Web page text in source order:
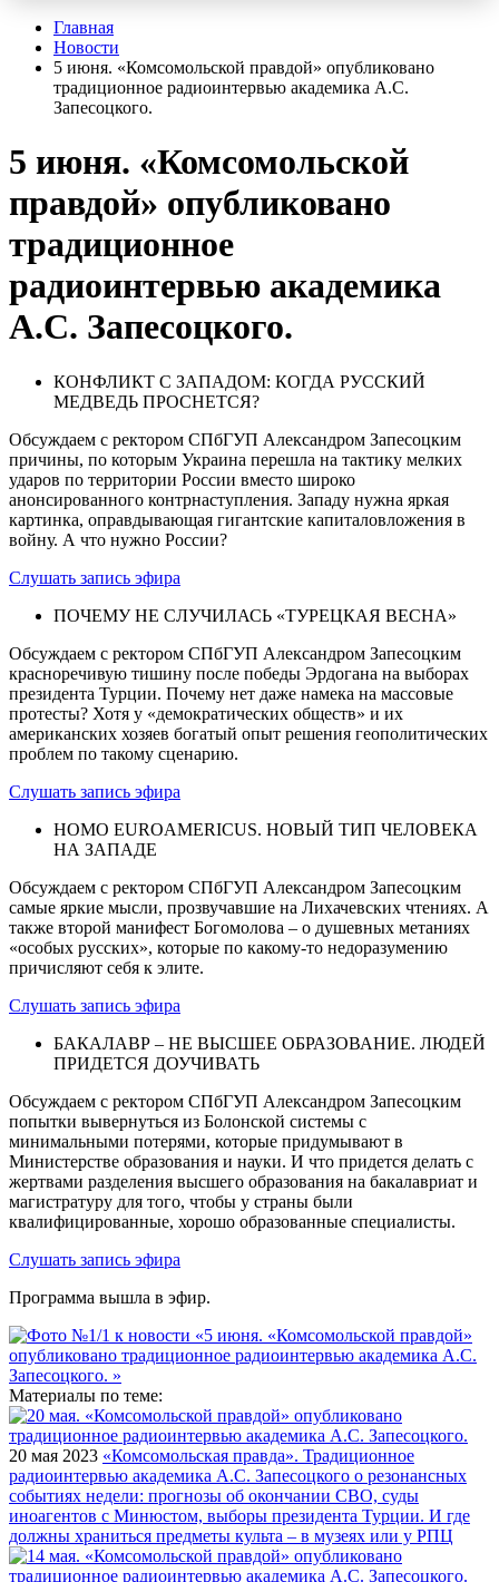
Главная
Новости
5 июня. «Комсомольской правдой» опубликовано
традиционное радиоинтервью академика А.С.
Запесоцкого.
5 июня. «Комсомольской
правдой» опубликовано
традиционное
радиоинтервью академика
А.С. Запесоцкого.
КОНФЛИКТ С ЗАПАДОМ: КОГДА РУССКИЙ
МЕДВЕДЬ ПРОСНЕТСЯ?
Обсуждаем с ректором СПбГУП Александром Запесоцким
причины, по которым Украина перешла на тактику мелких
ударов по территории России вместо широко
анонсированного контрнаступления. Западу нужна яркая
картинка, оправдывающая гигантские капиталовложения в
войну. А что нужно России?
Слушать запись эфира
ПОЧЕМУ НЕ СЛУЧИЛАСЬ «ТУРЕЦКАЯ ВЕСНА»
Обсуждаем с ректором СПбГУП Александром Запесоцким
красноречивую тишину после победы Эрдогана на выборах
президента Турции. Почему нет даже намека на массовые
протесты? Хотя у «демократических обществ» и их
американских хозяев богатый опыт решения геополитических
проблем по такому сценарию.
Слушать запись эфира
HOMO EUROAMERICUS. НОВЫЙ ТИП ЧЕЛОВЕКА
НА ЗАПАДЕ
Обсуждаем с ректором СПбГУП Александром Запесоцким
самые яркие мысли, прозвучавшие на Лихачевских чтениях. А
также второй манифест Богомолова – о душевных метаниях
«особых русских», которые по какому-то недоразумению
причисляют себя к элите.
Слушать запись эфира
БАКАЛАВР – НЕ ВЫСШЕЕ ОБРАЗОВАНИЕ. ЛЮДЕЙ
ПРИДЕТСЯ ДОУЧИВАТЬ
Обсуждаем с ректором СПбГУП Александром Запесоцким
попытки вывернуться из Болонской системы с
минимальными потерями, которые придумывают в
Министерстве образования и науки. И что придется делать с
жертвами разделения высшего образования на бакалавриат и
магистратуру для того, чтобы у страны были
квалифицированные, хорошо образованные специалисты.
Слушать запись эфира
Программа вышла в эфир.
Материалы по теме:
20 мая 2023 «Комсомольская правда». Традиционное
радиоинтервью академика А.С. Запесоцкого о резонансных
событиях недели: прогнозы об окончании СВО, суды
иноагентов с Минюстом, выборы президента Турции. И где
должны храниться предметы культа – в музеях или у РПЦ